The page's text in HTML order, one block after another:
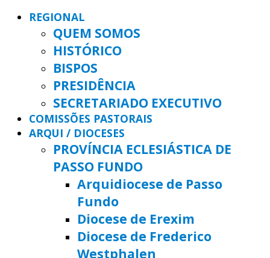
REGIONAL
QUEM SOMOS
HISTÓRICO
BISPOS
PRESIDÊNCIA
SECRETARIADO EXECUTIVO
COMISSÕES PASTORAIS
ARQUI / DIOCESES
PROVÍNCIA ECLESIÁSTICA DE
PASSO FUNDO
Arquidiocese de Passo
Fundo
Diocese de Erexim
Diocese de Frederico
Westphalen